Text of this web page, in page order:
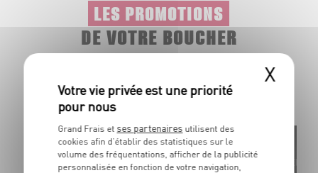
LES PROMOTIONS
DE VOTRE BOUCHER
Profitez au mieux de nos viandes et plats préparés, grâce
à nos offres promotionnelles disponibles toute l’année.X
Grand Frais et ses partenaires utilisent des
cookies afin d’établir des statistiques sur le
volume des fréquentations, afficher de la publicité
personnalisée en fonction de votre navigation,